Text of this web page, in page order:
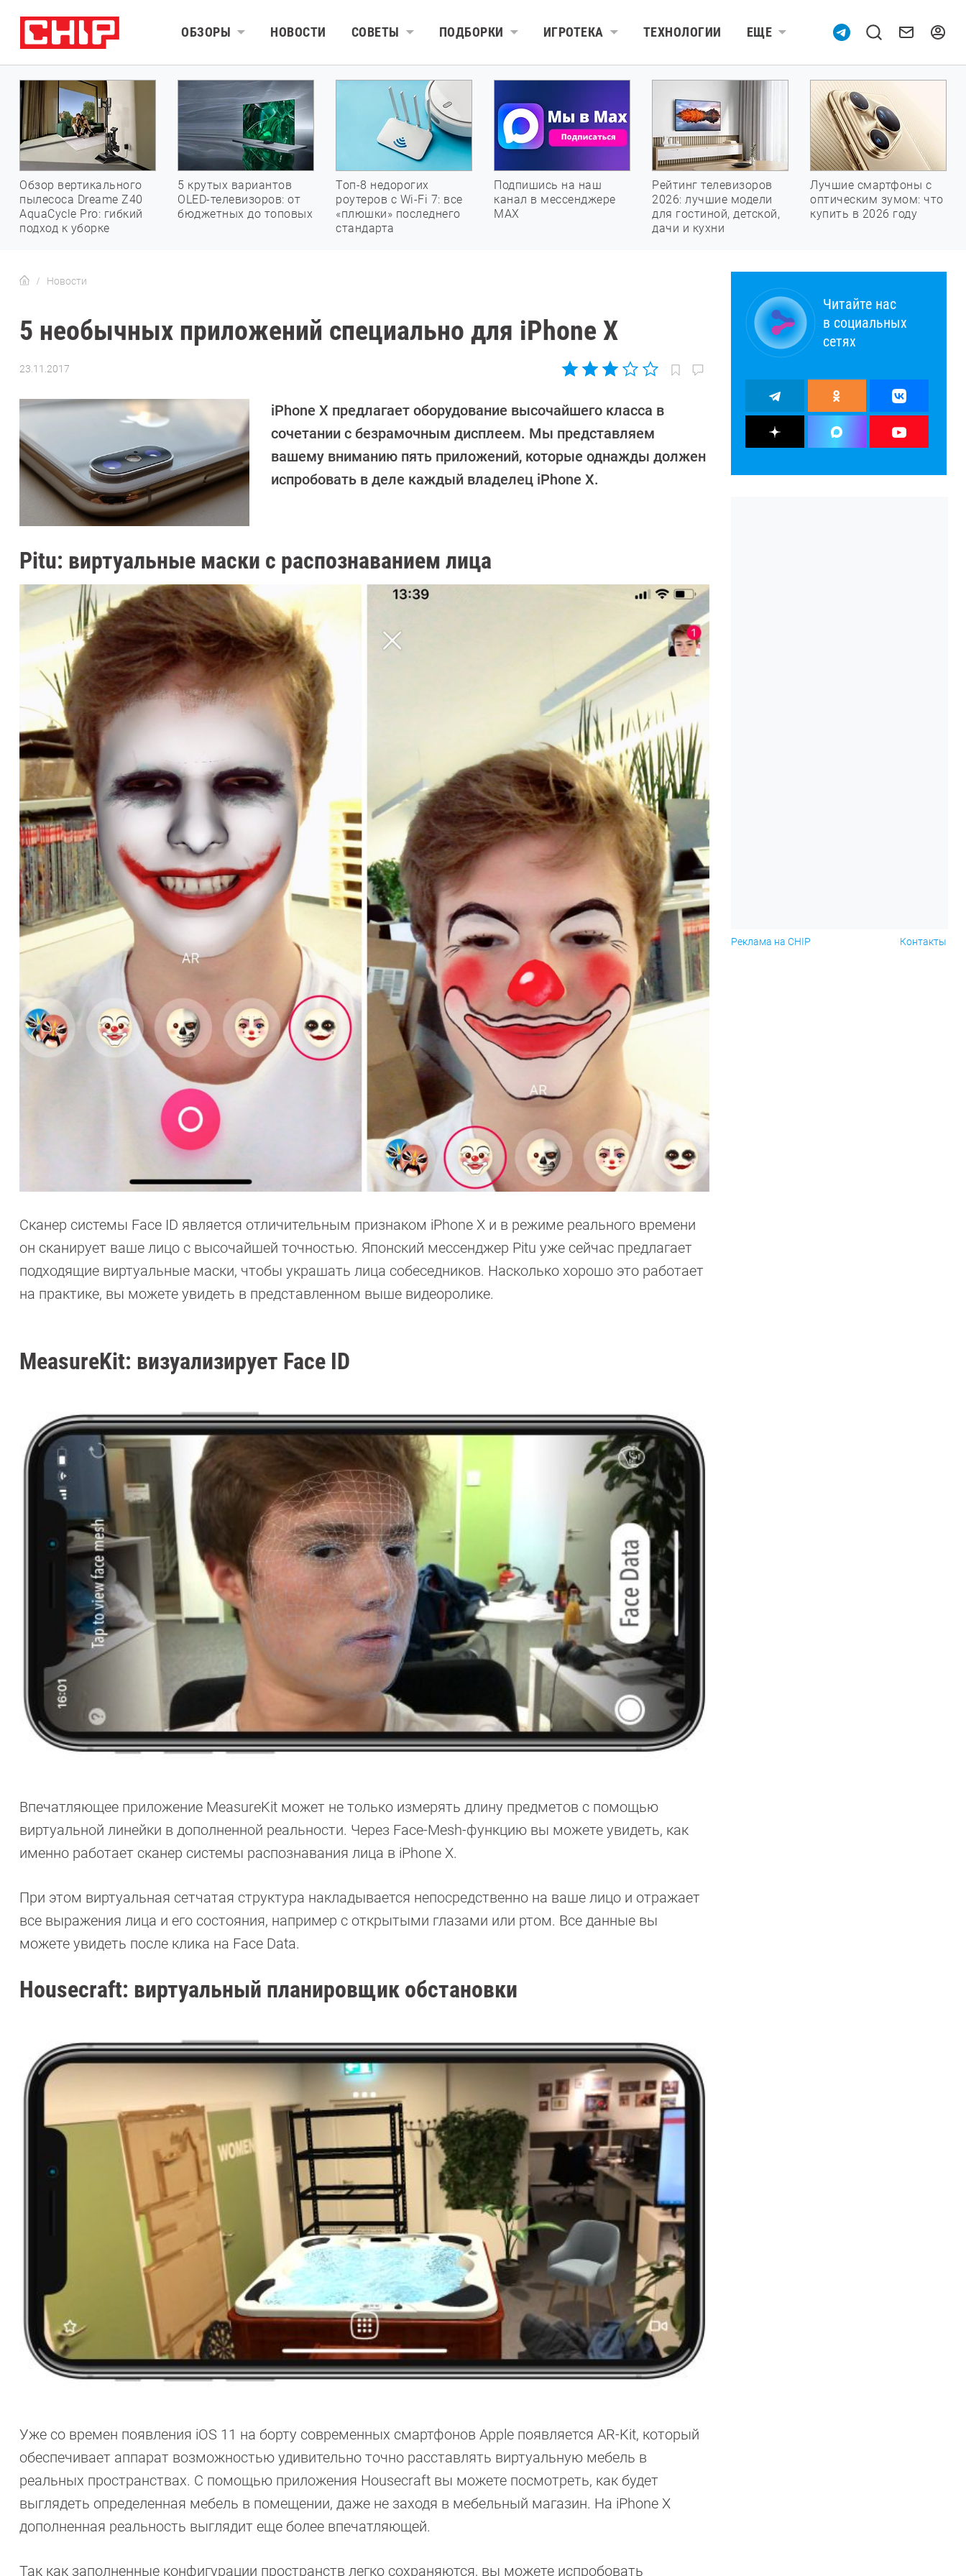
ОБЗОРЫ НОВОСТИ СОВЕТЫ ПОДБОРКИ ИГРОТЕКА ТЕХНОЛОГИИ ЕЩЕ
Обзор вертикального
пылесоса Dreame Z40
AquaCycle Pro: гибкий
подход к уборке
5 крутых вариантов
OLED-телевизоров: от
бюджетных до топовых
Топ-8 недорогих
роутеров с Wi-Fi 7: все
«плюшки» последнего
стандарта
Подпишись на наш
канал в мессенджере
МАХ
Рейтинг телевизоров
2026: лучшие модели
для гостиной, детской,
дачи и кухни
Лучшие смартфоны с
оптическим зумом: что
купить в 2026 году
Новости
5 необычных приложений специально для iPhone X
23.11.2017
Давыдов
iPhone X предлагает оборудование высочайшего класса в
сочетании с безрамочным дисплеем. Мы представляем
вашему вниманию пять приложений, которые однажды должен
испробовать в деле каждый владелец iPhone X.
Pitu: виртуальные маски с распознаванием лица
Сканер системы Face ID является отличительным признаком iPhone X и в режиме реального времени
он сканирует ваше лицо с высочайшей точностью. Японский мессенджер Pitu уже сейчас предлагает
подходящие виртуальные маски, чтобы украшать лица собеседников. Насколько хорошо это работает
на практике, вы можете увидеть в представленном выше видеоролике.
MeasureKit: визуализирует Face ID
Впечатляющее приложение MeasureKit может не только измерять длину предметов с помощью
виртуальной линейки в дополненной реальности. Через Face-Mesh-функцию вы можете увидеть, как
именно работает сканер системы распознавания лица в iPhone X.
При этом виртуальная сетчатая структура накладывается непосредственно на ваше лицо и отражает
все выражения лица и его состояния, например с открытыми глазами или ртом. Все данные вы
можете увидеть после клика на Face Data.
Housecraft: виртуальный планировщик обстановки
Уже со времен появления iOS 11 на борту современных смартфонов Apple появляется AR-Kit, который
обеспечивает аппарат возможностью удивительно точно расставлять виртуальную мебель в
реальных пространствах. С помощью приложения Housecraft вы можете посмотреть, как будет
выглядеть определенная мебель в помещении, даже не заходя в мебельный магазин. На iPhone X
дополненная реальность выглядит еще более впечатляющей.
Так как заполненные конфигурации пространств легко сохраняются, вы можете испробовать
Читайте нас
в социальных
сетях
Реклама на CHIP Контакты